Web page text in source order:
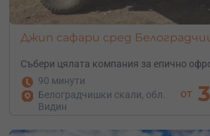
Джип сафари сред
Събери цялата компания за епично
90 минути
Белоградчишки скали, обл.
Видин
от